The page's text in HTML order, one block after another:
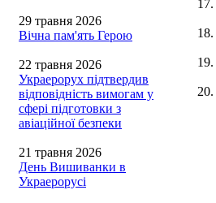
29 травня 2026
Вічна пам'ять Герою
22 травня 2026
Украерорух підтвердив
відповідність вимогам у
сфері підготовки з
авіаційної безпеки
21 травня 2026
День Вишиванки в
Украерорусі
17.
18.
19.
20.